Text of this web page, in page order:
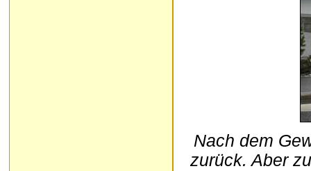
Nach dem
zurück. Aber